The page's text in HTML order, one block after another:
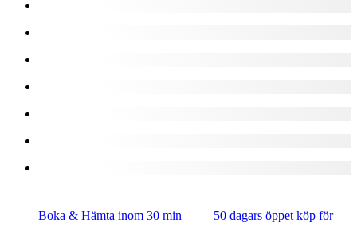
Boka & Hämta inom 30 min 50 dagars öppet köp för